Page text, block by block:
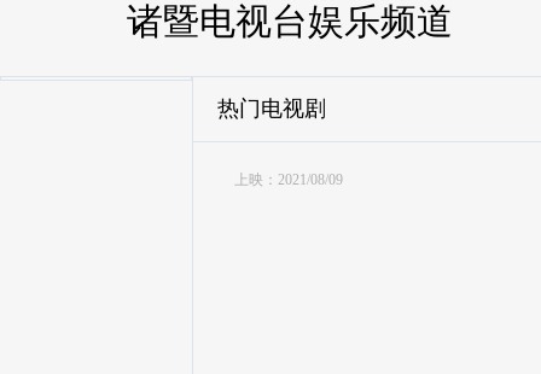
诸暨电视台娱乐频道
热门电视剧
上映：2021/08/09